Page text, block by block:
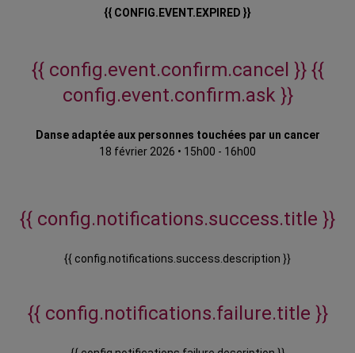
{{ CONFIG.EVENT.EXPIRED }}
{{ config.event.confirm.cancel }} {{
config.event.confirm.ask }}
Danse adaptée aux personnes touchées par un cancer
18 février 2026 • 15h00 - 16h00
{{ config.notifications.success.title }}
{{ config.notifications.success.description }}
{{ config.notifications.failure.title }}